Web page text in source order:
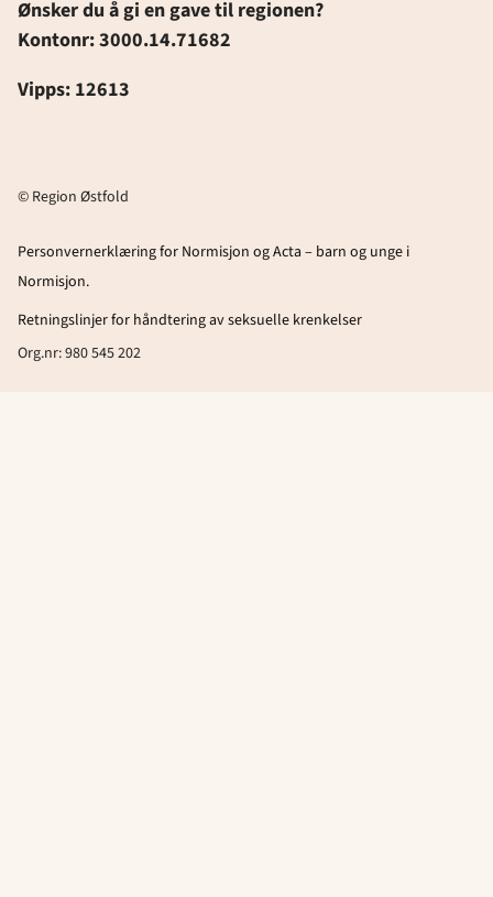
Ønsker du å gi en gave til regionen?
Kontonr: 3000.14.71682
Vipps: 12613
© Region Østfold
Personvernerklæring for Normisjon og Acta – barn og unge i
Normisjon.
Retningslinjer for håndtering av seksuelle krenkelser
Org.nr: 980 545 202